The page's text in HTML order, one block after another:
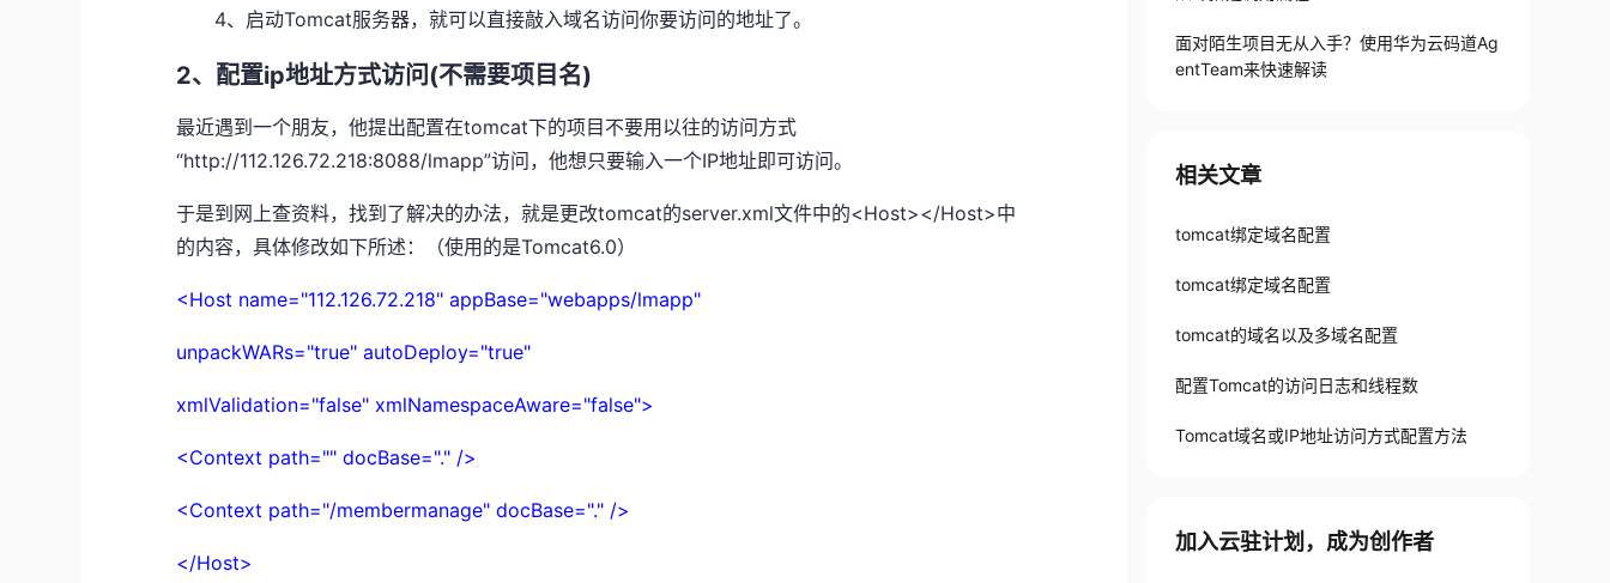
4、启动Tomcat服务器，就可以直接敲入域名访问你要访问的地址了。
2、配置ip地址方式访问(不需要项目名)
最近遇到一个朋友，他提出配置在tomcat下的项目不要用以往的访问方式
“http://112.126.72.218:8088/lmapp”访问，他想只要输入一个IP地址即可访问。
于是到网上查资料，找到了解决的办法，就是更改tomcat的server.xml文件中的<Host></Host>中
的内容，具体修改如下所述：（使用的是Tomcat6.0）
<Host name="112.126.72.218" appBase="webapps/lmapp"
unpackWARs="true" autoDeploy="true"
xmlValidation="false" xmlNamespaceAware="false">
<Context path="" docBase="." />
<Context path="/membermanage" docBase="." />
</Host>
面对陌生项目无从入手？使用华为云码道Ag
entTeam来快速解读
相关文章
tomcat绑定域名配置
tomcat绑定域名配置
tomcat的域名以及多域名配置
配置Tomcat的访问日志和线程数
Tomcat域名或IP地址访问方式配置方法
加入云驻计划，成为创作者